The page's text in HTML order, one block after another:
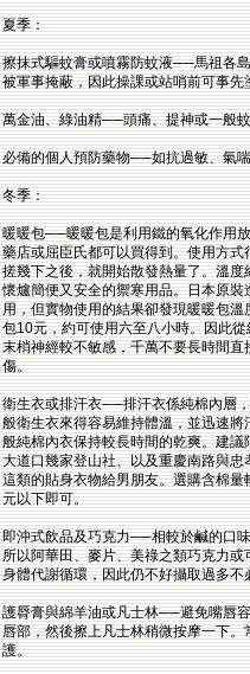
夏季：
擦抹式驅蚊膏或噴霧防蚊液──馬祖各
被軍事掩蔽，因此操課或站哨前可事
萬金油、綠油精──頭痛、提神或一般
必備的個人預防藥物──如抗過敏、氣
冬季：
暖暖包──暖暖包是利用鐵的氧化作用
藥店或屈臣氏都可以買得到。使用方
搓幾下之後，就開始散發熱量了。溫
懷爐簡便又安全的禦寒用品。日本原
用，但實物使用的結果卻發現暖暖包
包10元，約可使用六至八小時。因此
末梢神經較不敏感，千萬不要長時間
傷。
衛生衣或排汗衣──排汗衣係純棉內層
般衛生衣來得容易維持體溫，並迅速
般純棉內衣保持較長時間的乾爽。建
大道口幾家登山社、以及重慶南路與
這類的貼身衣物給男朋友。選購含棉
元以下即可。
即沖式飲品及巧克力──相較於鹹的口
所以阿華田、麥片、美祿之類巧克力
身體代謝循環，因此仍不好攝取過多
護脣膏與綿羊油或凡士林──避免嘴唇
唇部，然後擦上凡士林稍微按摩一下
護。